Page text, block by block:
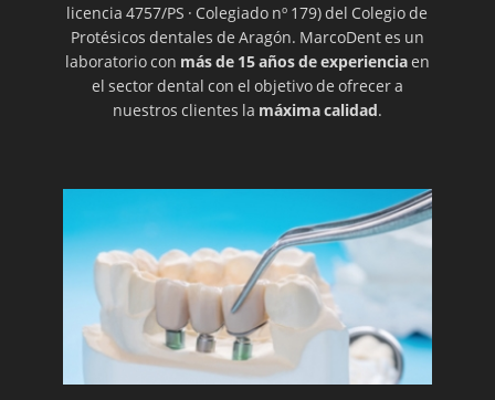
Higiene dental
Ortodoncia transparente
Implantes
Laboratorio de prótesis dentales en Zaragoza
Limpieza bucal
Macroglasia
Maloclusion
Método Gerber para elección de prótesis
licencia 4757/PS · Colegiado nº 179) del Colegio de
Protésicos dentales de Aragón. MarcoDent es un
laboratorio con más de 15 años de experienciaen
el sector dental con el objetivo de ofrecer a
nuestros clientes la máxima calidad.